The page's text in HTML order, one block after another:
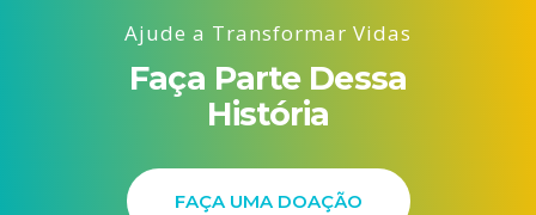
Ajude a Transformar Vidas
Faça Parte Dessa
História
FAÇA UMA DOAÇÃO